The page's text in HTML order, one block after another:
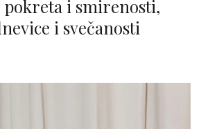
pokreta i smirenosti,
i svečanosti